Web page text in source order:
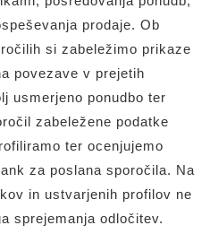
prodaje. Ob
si zabeležimo prikaze
povezave v prejetih
usmerjeno ponudbo ter
zabeležene podatke
ter ocenjujemo
za poslana sporočila. Na
in ustvarjenih profilov ne
sprejemanja odločitev.